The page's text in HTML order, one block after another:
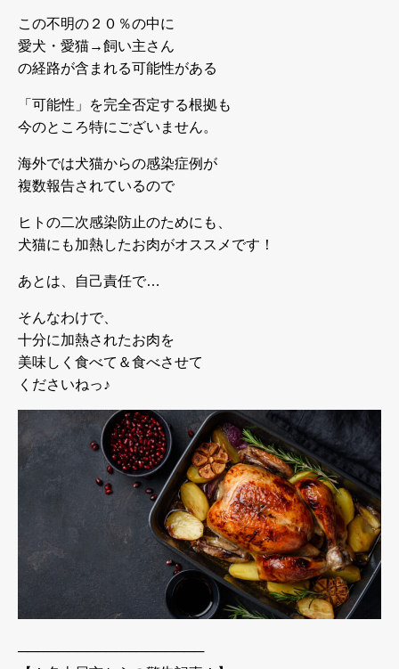
この不明の２０％の中に
愛犬・愛猫→飼い主さん
の経路が含まれる可能性がある
「可能性」を完全否定する根拠も
今のところ特にございません。
海外では犬猫からの感染症例が
複数報告されているので
ヒトの二次感染防止のためにも、
犬猫にも加熱したお肉がオススメです！
あとは、自己責任で…
そんなわけで、
十分に加熱されたお肉を
美味しく食べて＆食べさせて
くださいねっ♪
───────────────────